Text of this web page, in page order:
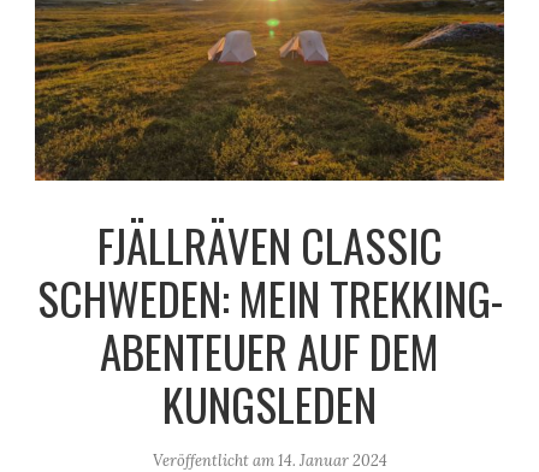
FJÄLLRÄVEN CLASSIC
SCHWEDEN: MEIN TREKKING-
ABENTEUER AUF DEM
KUNGSLEDEN
Veröffentlicht am 14. Januar 2024